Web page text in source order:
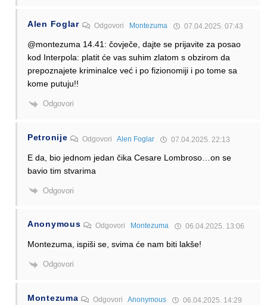
Alen Foglar Odgovori Montezuma 07.04.2025. 07:43
@montezuma 14.41: čovječe, dajte se prijavite za posao
kod Interpola: platit će vas suhim zlatom s obzirom da
prepoznajete kriminalce već i po fizionomiji i po tome sa
kome putuju!!
Odgovori
Petronije OdgovoriAlen Foglar 07.04.2025. 22:13
E da, bio jednom jedan čika Cesare Lombroso…on se
bavio tim stvarima
Odgovori
Anonymous Odgovori Montezuma 06.04.2025. 13:06
Montezuma, ispiši se, svima će nam biti lakše!
Odgovori
Montezuma OdgovoriAnonymous 06.04.2025. 14:29